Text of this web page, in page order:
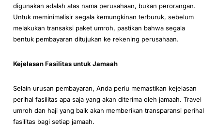
digunakan adalah atas nama perusahaan, bukan perorangan.
Untuk meminimalisir segala kemungkinan terburuk, sebelum
melakukan transaksi paket umroh, pastikan bahwa segala
bentuk pembayaran ditujukan ke rekening perusahaan.
Kejelasan Fasilitas untuk Jamaah
Selain urusan pembayaran, Anda perlu memastikan kejelasan
perihal fasilitas apa saja yang akan diterima oleh jamaah. Travel
umroh dan haji yang baik akan memberikan transparansi perihal
fasilitas bagi setiap jamaah.